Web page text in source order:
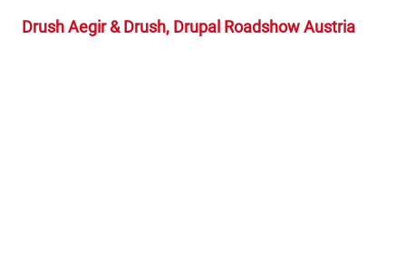
Drush Aegir & Drush, Drupal Roadshow Austria